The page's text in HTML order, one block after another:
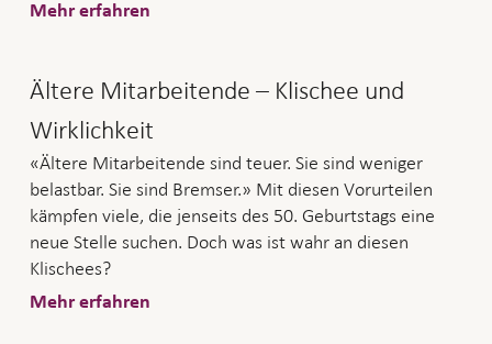
Mehr erfahren
Ältere Mitarbeitende – Klischee und
Wirklichkeit
«Ältere Mitarbeitende sind teuer. Sie sind weniger
belastbar. Sie sind Bremser.» Mit diesen Vorurteilen
kämpfen viele, die jenseits des 50. Geburtstags eine
neue Stelle suchen. Doch was ist wahr an diesen
Klischees?
Mehr erfahren